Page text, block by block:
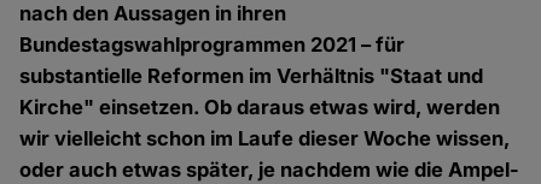
nach den Aussagen in ihren
Bundestagswahlprogrammen 2021 – für
substantielle Reformen im Verhältnis "Staat und
Kirche" einsetzen. Ob daraus etwas wird, werden
wir vielleicht schon im Laufe dieser Woche wissen,
oder auch etwas später, je nachdem wie die Ampel-